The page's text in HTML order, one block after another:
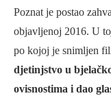
Poznat je postao
objavljenoj 2016. U
po kojoj je snimljen
djetinjstvo u
ovisnostima i dao